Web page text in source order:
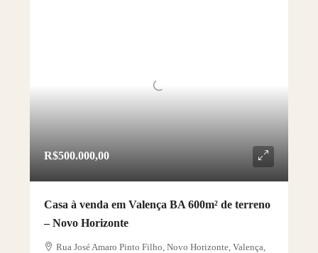
R$500.000,00
Casa à venda em Valença BA 600m² de terreno
– Novo Horizonte
Rua José Amaro Pinto Filho, Novo Horizonte, Valença,